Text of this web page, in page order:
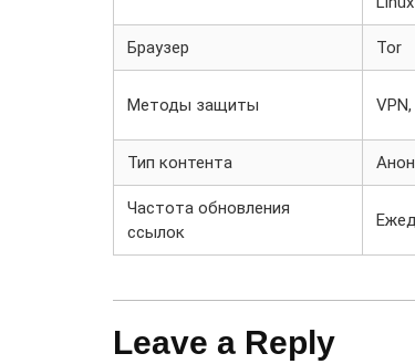
Браузер Tor
Методы защиты
Тип контента
Частота обновления
ссылок
Leave a Reply